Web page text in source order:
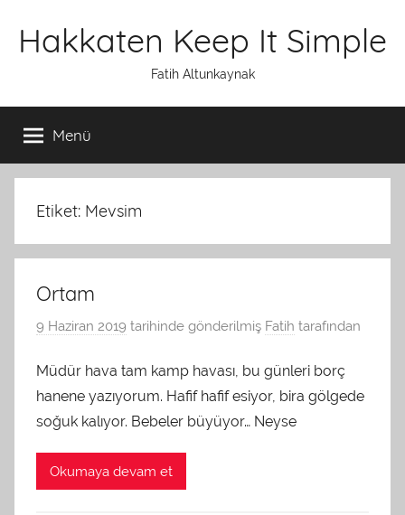
atlaHakkaten Keep It Simple
Fatih Altunkaynak
Menü
Etiket: Mevsim
Ortam
9 Haziran 2019 tarihinde gönderilmiş Fatih tarafından
Müdür hava tam kamp havası, bu günleri borç
hanene yazıyorum. Hafif hafif esiyor, bira gölgede
soğuk kalıyor. Bebeler büyüyor… Neyse
Okumaya devam et